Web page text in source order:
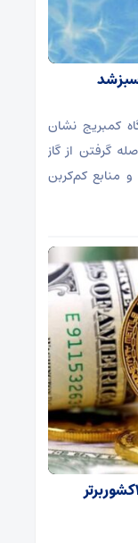
سبز شد
کمبریج نشان
گرفتن از گاز
منابع کم‌کربن
رقابت پنهان دولت‌ها بر سر بیت‌کوین/ ۱۰ کشور برتر